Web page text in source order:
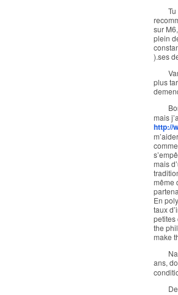
sur
plein
).ses
plus
mais
http://
mais
même
En
taux
petites
the
make
ans,